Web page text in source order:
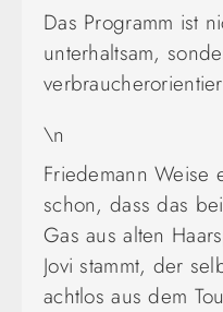
Das Programm ist
unterhaltsam,
\n
Friedemann Weise
schon, dass das
Gas aus alten
Jovi stammt, der
achtlos aus dem